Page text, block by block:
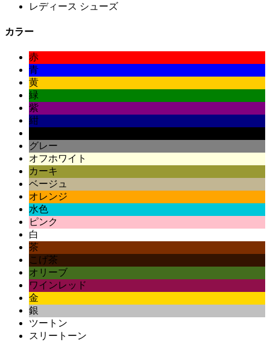
レディース シューズ
カラー
赤
青
黄
緑
紫
紺
グレー
オフホワイト
カーキ
ベージュ
オレンジ
水色
ピンク
白
茶
こげ茶
オリーブ
ワインレッド
金
銀
ツートン
スリートーン